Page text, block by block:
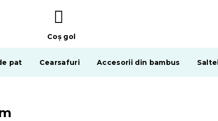
COŞ
DE
Coş gol
pat Cearsafuri Accesorii din bambus